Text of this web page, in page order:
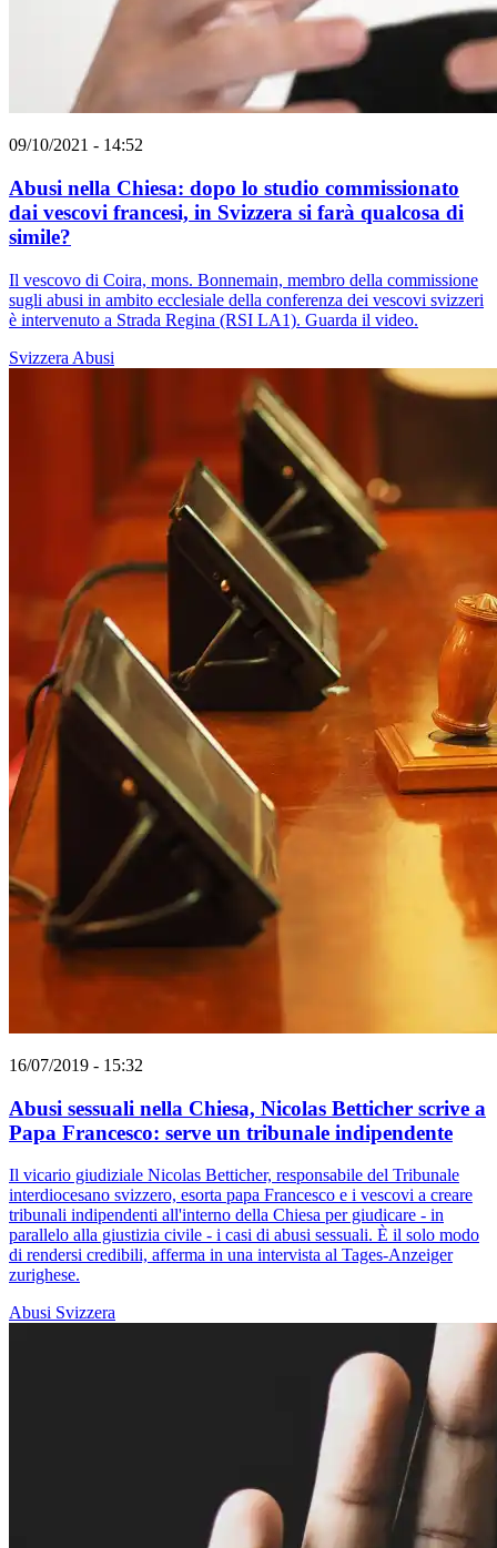
09/10/2021 - 14:52
Abusi nella Chiesa: dopo lo studio commissionato
dai vescovi francesi, in Svizzera si farà qualcosa di
simile?
Il vescovo di Coira, mons. Bonnemain, membro della commissione
sugli abusi in ambito ecclesiale della conferenza dei vescovi svizzeri
è intervenuto a Strada Regina (RSI LA1). Guarda il video.
Svizzera Abusi
16/07/2019 - 15:32
Abusi sessuali nella Chiesa, Nicolas Betticher scrive a
Papa Francesco: serve un tribunale indipendente
Il vicario giudiziale Nicolas Betticher, responsabile del Tribunale
interdiocesano svizzero, esorta papa Francesco e i vescovi a creare
tribunali indipendenti all'interno della Chiesa per giudicare - in
parallelo alla giustizia civile - i casi di abusi sessuali. È il solo modo
di rendersi credibili, afferma in una intervista al Tages-Anzeiger
zurighese.
Abusi Svizzera